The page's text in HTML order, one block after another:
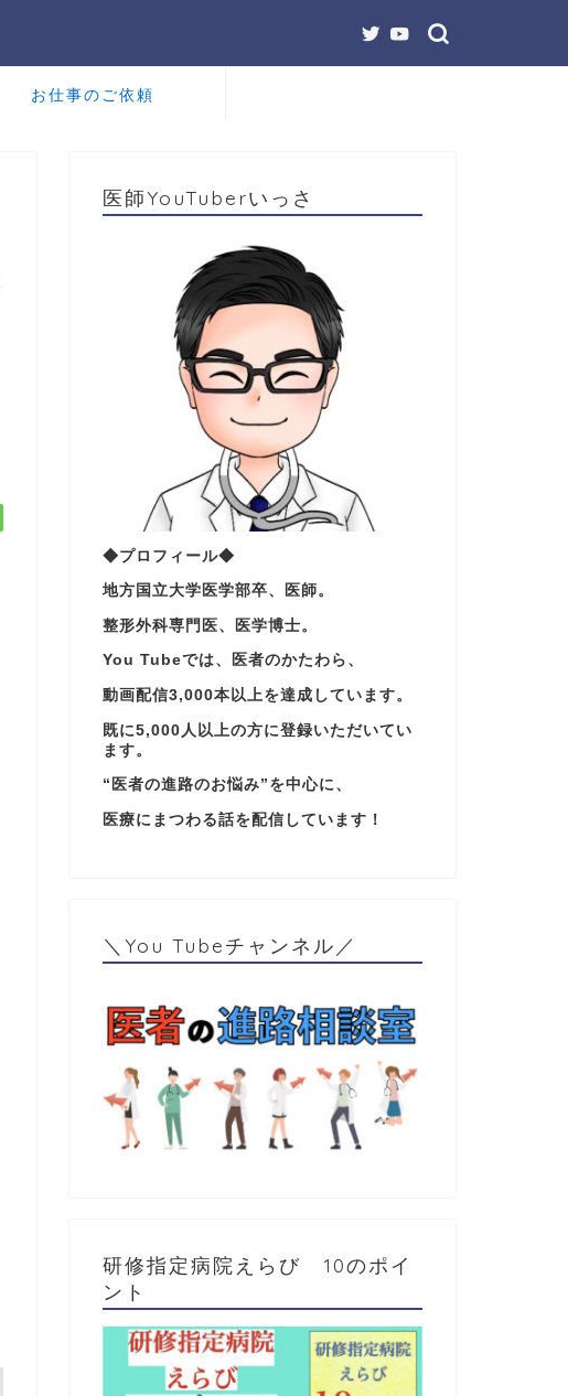
お仕事のご依頼
医師YouTuberいっさ
◆プロフィール◆
地方国立大学医学部卒、医師。
整形外科専門医、医学博士。
You Tubeでは、医者のかたわら、
動画配信3,000本以上を達成しています。
既に5,000人以上の方に登録いただいてい
ます。
“医者の進路のお悩み”を中心に、
医療にまつわる話を配信しています！
＼You Tubeチャンネル／
研修指定病院えらび 10のポイ
ント